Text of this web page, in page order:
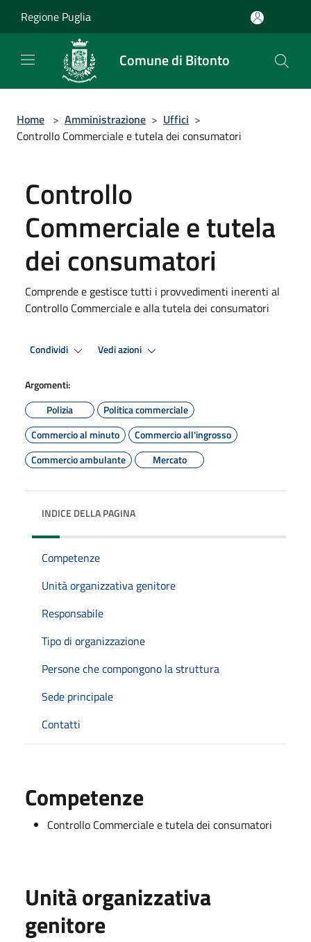
Regione Puglia
Comune di Bitonto
Home > Amministrazione > Uffici >
Controllo Commerciale e tutela dei consumatori
Controllo
Commerciale e tutela
dei consumatori
Comprende e gestisce tutti i provvedimenti inerenti al
Controllo Commerciale e alla tutela dei consumatori
Condividi Vedi azioni
Argomenti:
Polizia
Politica commerciale
Commercio al minuto
Commercio all'ingrosso
Commercio ambulante
Mercato
INDICE DELLA PAGINA
Competenze
Unità organizzativa genitore
Responsabile
Tipo di organizzazione
Persone che compongono la struttura
Sede principale
Contatti
Competenze
Controllo Commerciale e tutela dei consumatori
Unità organizzativa
genitore